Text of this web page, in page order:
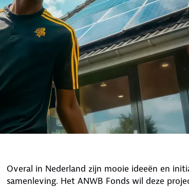
Overal in Nederland zijn mooie ideeën en
samenleving. Het ANWB Fonds wil deze